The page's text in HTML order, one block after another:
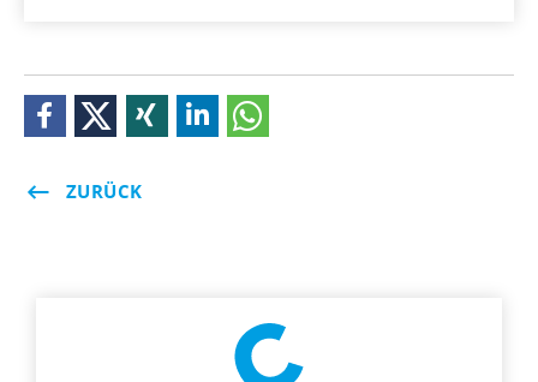
ZURÜCK